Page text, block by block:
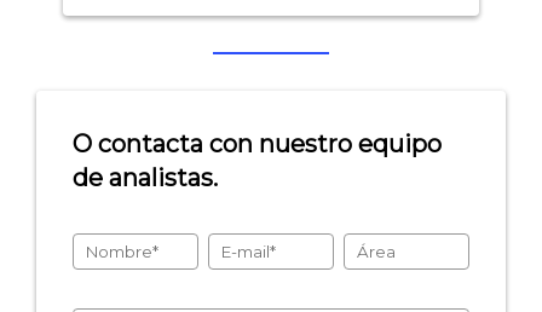
O contacta con nuestro equipo
de analistas.